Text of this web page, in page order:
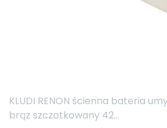
KLUDI RENON ścienna bateria
brąz szczotkowany 42...